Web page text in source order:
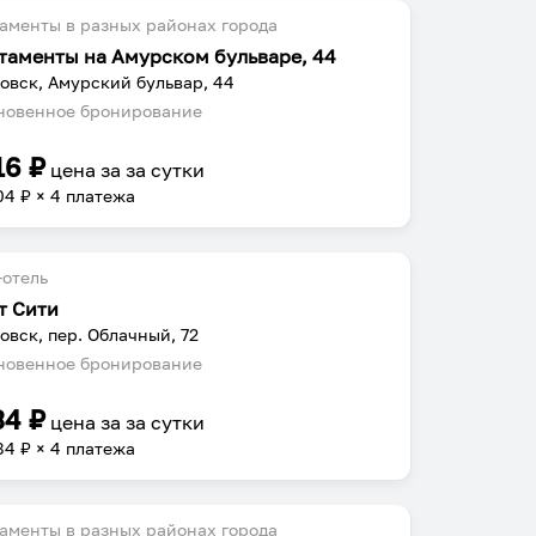
в разных районах города
на Амурском бульваре, 44
Амурский бульвар, 44
бронирование
₽ цена заза сутки
₽ × 4 платежа
Сити
пер. Облачный, 72
бронирование
₽ цена заза сутки
₽ × 4 платежа
в разных районах города